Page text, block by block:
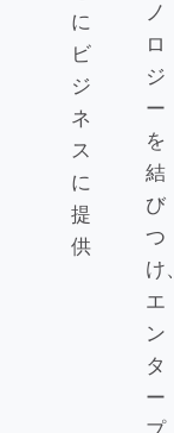
に
ビ
ジ
ネ
ス
に
提
供
ノ
ロ
ジ
ー
を
結
び
つ
け、
エ
ン
タ
ー